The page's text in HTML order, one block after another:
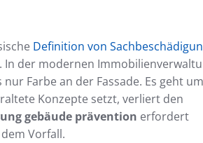
Definition von
In der modernen
Farbe an der Fassade. Es geht um
Konzepte setzt, verliert den
gebäude prävention erfordert
Vorfall.